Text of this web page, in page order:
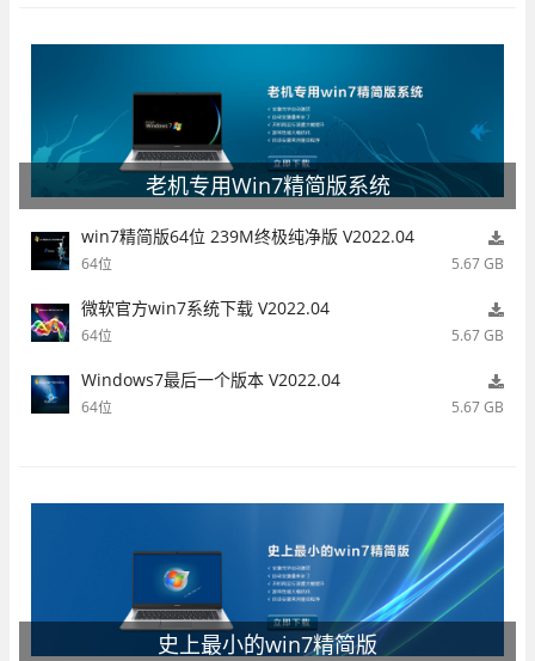
老机专用Win7精简版系统
win7精简版64位 239M终极纯净版 V2022.04
64位 5.67 GB
微软官方win7系统下载 V2022.04
64位 5.67 GB
Windows7最后一个版本 V2022.04
64位 5.67 GB
史上最小的win7精简版